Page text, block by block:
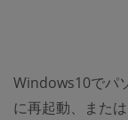
Windows10でパ
に再起動、また